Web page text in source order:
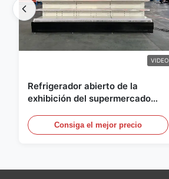
VIDEO
Refrigerador abierto de la
exhibición del supermercado
iluminación del LED
Consiga el mejor precio